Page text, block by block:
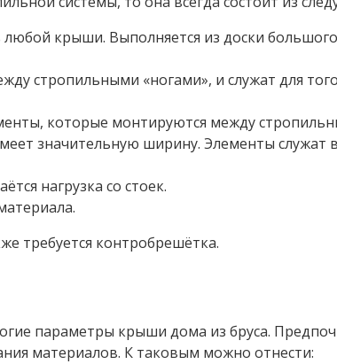
крыши. Выполняется из доски
стропильными «ногами», и служат для
которые монтируются между
значительную ширину. Элементы служат
нагрузка со стоек.
требуется контробрешётка.
параметры крыши дома из бруса.
материалов. К таковым можно отнести: